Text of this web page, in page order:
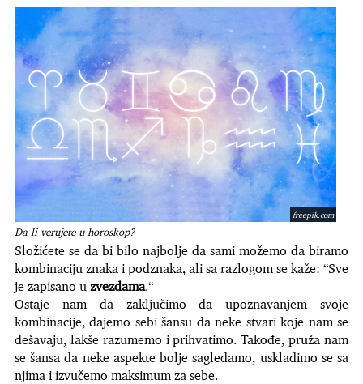
Da li verujete u horoskop?
freepik.com
Složićete se da bi bilo najbolje da sami možemo da biramo
kombinaciju znaka i podznaka, ali sa razlogom se kaže: “Sve
je zapisano u zvezdama.“
Ostaje nam da zaključimo da upoznavanjem svoje
kombinacije, dajemo sebi šansu da neke stvari koje nam se
dešavaju, lakše razumemo i prihvatimo. Takođe, pruža nam
se šansa da neke aspekte bolje sagledamo, uskladimo se sa
njima i izvučemo maksimum za sebe.